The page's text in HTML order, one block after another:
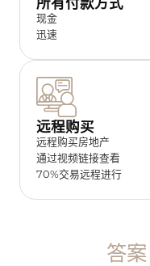
现金
迅速
远程购买
远程购买房地产
通过视频链接查看
70%交易远程进行
答案